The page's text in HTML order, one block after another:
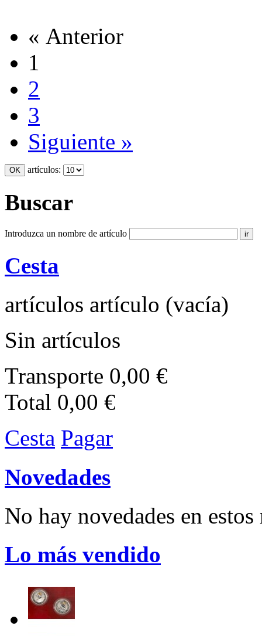
« Anterior
1
2
3
Siguiente »
artículos:
Buscar
Introduzca un nombre de artículo
Cesta
artículos artículo (vacía)
Sin artículos
Transporte 0,00 €
Total 0,00 €
Cesta Pagar
Novedades
No hay novedades en
Lo más vendido